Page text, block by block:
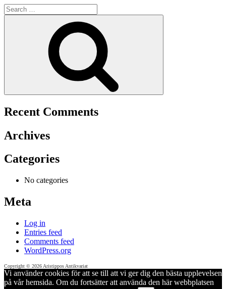
Search
for:
Recent Comments
Archives
Categories
No categories
Meta
Log in
Entries feed
Comments feed
WordPress.org
Copyright © 2026 Aristippos Antikvariat
Vi använder cookies för att se till att vi ger dig den bästa upplevelsen
på vår hemsida. Om du fortsätter att använda den här webbplatsen